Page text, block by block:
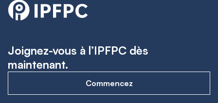
Joignez-vous à l’IPFPC dès
maintenant.
Commencez